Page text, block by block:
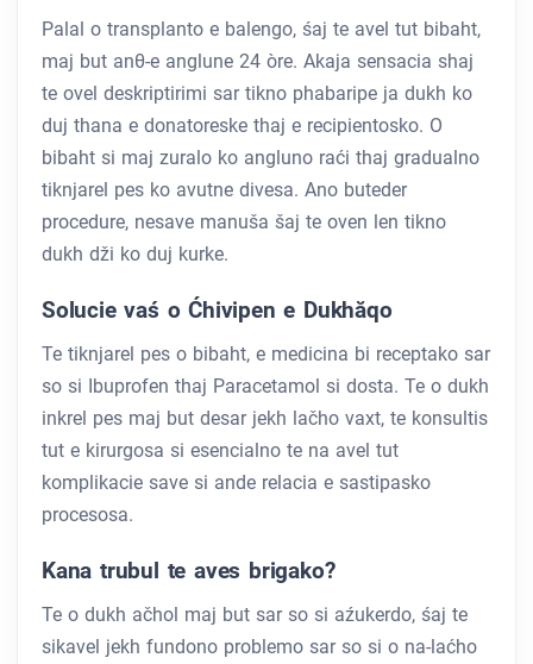
Palal o transplanto e balengo, śaj te avel tut bibaht,
maj but anθ-e anglune 24 òre. Akaja sensacia shaj
te ovel deskriptirimi sar tikno phabaripe ja dukh ko
duj thana e donatoreske thaj e recipientosko. O
bibaht si maj zuralo ko angluno raći thaj gradualno
tiknjarel pes ko avutne divesa. Ano buteder
procedure, nesave manuša šaj te oven len tikno
dukh dži ko duj kurke.
Solucie vaś o Ćhivipen e Dukhăqo
Te tiknjarel pes o bibaht, e medicina bi receptako sar
so si Ibuprofen thaj Paracetamol si dosta. Te o dukh
inkrel pes maj but desar jekh lačho vaxt, te konsultis
tut e kirurgosa si esencialno te na avel tut
komplikacie save si ande relacia e sastipasko
procesosa.
Kana trubul te aves brigako?
Te o dukh ačhol maj but sar so si aźukerdo, śaj te
sikavel jekh fundono problemo sar so si o na-laćho